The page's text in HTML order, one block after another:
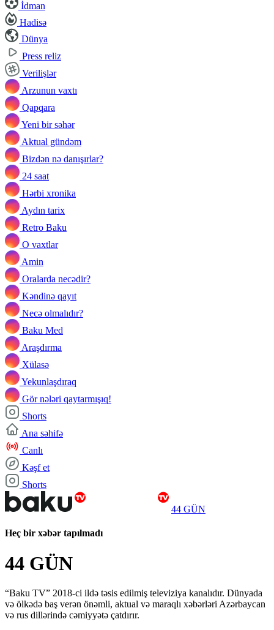
İdman
Hadisə
Dünya
Press reliz
Verilişlər
Arzunun vaxtı
Qapqara
Yeni bir səhər
Aktual gündəm
Bizdən nə danışırlar?
24 saat
Hərbi xronika
Aydın tarix
Retro Baku
O vaxtlar
Amin
Oralarda necədir?
Kəndinə qayıt
Necə olmalıdır?
Baku Med
Araşdırma
Xülasə
Yekunlaşdıraq
Gör nələri qaytarmışıq!
Shorts
Ana səhifə
Canlı
Kəşf et
Shorts
44 GÜN
Heç bir xəbər tapılmadı
44 GÜN
“Baku TV” 2018-ci ildə təsis edilmiş televiziya kanalıdır. Dünyada
və ölkədə baş verən önəmli, aktual və maraqlı xəbərləri Azərbaycan
və rus dillərində cəmiyyətə çatdırır.